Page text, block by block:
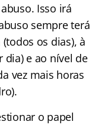
Isso irá
sempre terá
os dias), à
dia) e ao nível de
vez mais horas
o papel